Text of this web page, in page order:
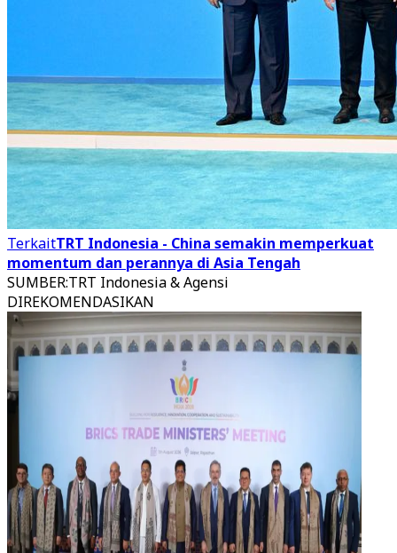
TerkaitTRT Indonesia - China semakin memperkuat
momentum dan perannya di Asia Tengah
SUMBER:TRT Indonesia & Agensi
DIREKOMENDASIKAN